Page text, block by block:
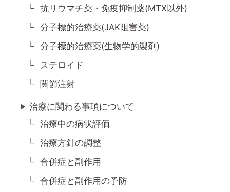
抗リウマチ薬・免疫抑制薬(MTX以外)
分子標的治療薬(JAK阻害薬)
分子標的治療薬(生物学的製剤)
ステロイド
関節注射
治療に関わる事項について
治療中の病状評価
治療方針の調整
合併症と副作用
合併症と副作用の予防